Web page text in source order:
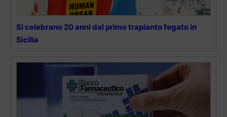
Si celebrano 20 anni dal primo trapianto fegato in
Sicilia